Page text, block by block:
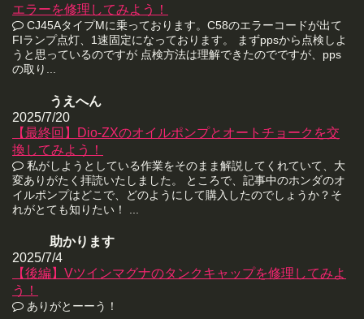
エラーを修理してみよう！
CJ45AタイプMに乗っております。C58のエラーコードが出て
FIランプ点灯、1速固定になっております。 まずppsから点検しよ
うと思っているのですが 点検方法は理解できたのでですが、pps
の取り...
うえへん
2025/7/20
【最終回】Dio-ZXのオイルポンプとオートチョークを交
換してみよう！
私がしようとしている作業をそのまま解説してくれていて、大
変ありがたく拝読いたしました。 ところで、記事中のホンダのオ
イルポンプはどこで、どのようにして購入したのでしょうか？そ
れがとても知りたい！ ...
助かります
2025/7/4
【後編】Vツインマグナのタンクキャップを修理してみよ
う！
ありがとーーう！